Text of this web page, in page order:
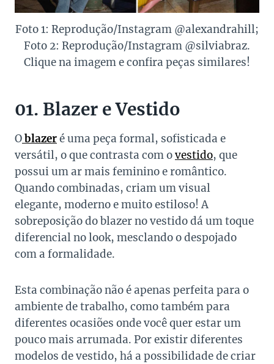
Foto 1: Reprodução/Instagram @alexandrahill;
Foto 2: Reprodução/Instagram @silviabraz.
Clique na imagem e confira peças similares!
01. Blazer e Vestido
Oblazeré uma peça formal, sofisticada e
versátil, o que contrasta com ovestido, que
possui um ar mais feminino e romântico.
Quando combinadas, criam um visual
elegante, moderno e muito estiloso! A
sobreposição do blazer no vestido dá um toque
diferencial no look, mesclando o despojado
com a formalidade.
Esta combinação não é apenas perfeita para o
ambiente de trabalho, como também para
diferentes ocasiões onde você quer estar um
pouco mais arrumada. Por existir diferentes
modelos de vestido, há a possibilidade de criar